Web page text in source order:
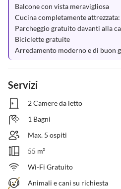
Balcone con vista meravigliosa
Cucina completamente
Parcheggio gratuito davanti alla
Biciclette gratuite
Arredamento moderno e di buon
Servizi
2 Camere da letto
1 Bagni
Max. 5 ospiti
55 m²
Wi-Fi Gratuito
Animali e cani su richiesta